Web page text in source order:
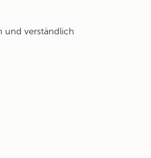
und verständlich